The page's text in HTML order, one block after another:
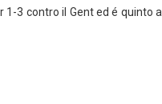
1-3 contro il Gent ed é quinto a